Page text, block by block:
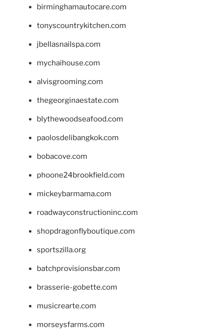
birminghamautocare.com
tonyscountrykitchen.com
jbellasnailspa.com
mychaihouse.com
alvisgrooming.com
thegeorginaestate.com
blythewoodseafood.com
paolosdelibangkok.com
bobacove.com
phoone24brookfield.com
mickeybarmama.com
roadwayconstructioninc.com
shopdragonflyboutique.com
sportszilla.org
batchprovisionsbar.com
brasserie-gobette.com
musicrearte.com
morseysfarms.com